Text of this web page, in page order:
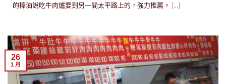
的捧油說吃牛肉爐要到另一間太平路上的，強力推薦。 [...]
26
1 月